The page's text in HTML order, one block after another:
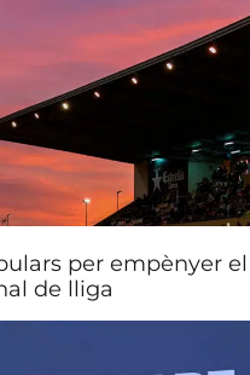
per empènyer el
de lliga